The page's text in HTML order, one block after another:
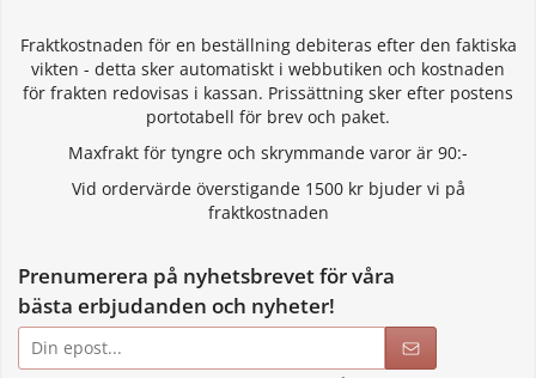
Fraktkostnaden för en beställning debiteras efter den faktiska
vikten - detta sker automatiskt i webbutiken och kostnaden
för frakten redovisas i kassan. Prissättning sker efter postens
portotabell för brev och paket.
Maxfrakt för tyngre och skrymmande varor är 90:-
Vid ordervärde överstigande 1500 kr bjuder vi på
fraktkostnaden
Prenumerera på nyhetsbrevet för våra
bästa erbjudanden och nyheter!
postadress